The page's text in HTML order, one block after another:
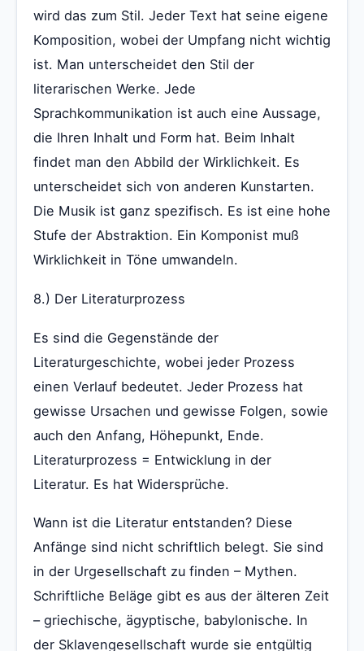
wird das zum Stil. Jeder Text hat seine eigene
Komposition, wobei der Umpfang nicht wichtig
ist. Man unterscheidet den Stil der
literarischen Werke. Jede
Sprachkommunikation ist auch eine Aussage,
die Ihren Inhalt und Form hat. Beim Inhalt
findet man den Abbild der Wirklichkeit. Es
unterscheidet sich von anderen Kunstarten.
Die Musik ist ganz spezifisch. Es ist eine hohe
Stufe der Abstraktion. Ein Komponist muß
Wirklichkeit in Töne umwandeln.
8.) Der Literaturprozess
Es sind die Gegenstände der
Literaturgeschichte, wobei jeder Prozess
einen Verlauf bedeutet. Jeder Prozess hat
gewisse Ursachen und gewisse Folgen, sowie
auch den Anfang, Höhepunkt, Ende.
Literaturprozess = Entwicklung in der
Literatur. Es hat Widersprüche.
Wann ist die Literatur entstanden? Diese
Anfänge sind nicht schriftlich belegt. Sie sind
in der Urgesellschaft zu finden – Mythen.
Schriftliche Beläge gibt es aus der älteren Zeit
– griechische, ägyptische, babylonische. In
der Sklavengesellschaft wurde sie entgültig